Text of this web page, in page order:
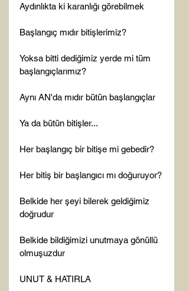
Aydınlıkta ki karanlığı görebilmek
Başlangıç mıdır bitişlerimiz?
Yoksa bitti dediğimiz yerde mi tüm
başlangıçlarımız?
Aynı AN'da mıdır bütün başlangıçlar
Ya da bütün bitişler...
Her başlangıç bir bitişe mi gebedir?
Her bitiş bir başlangıcı mı doğuruyor?
Belkide her şeyi bilerek geldiğimiz
doğrudur
Belkide bildiğimizi unutmaya gönüllü
olmuşuzdur
UNUT & HATIRLA